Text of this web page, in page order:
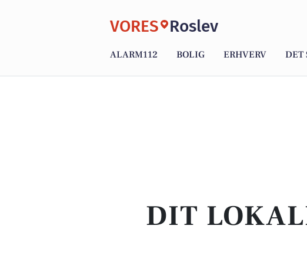
VORES Roslev
ALARM112 BOLIG ERHVERV DET
DIT